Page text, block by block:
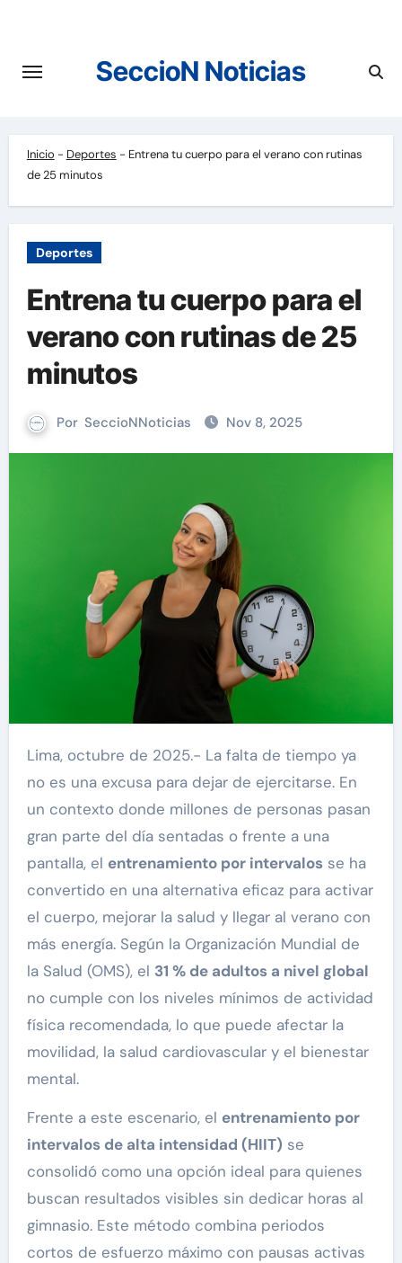
contenido
SeccioN Noticias
Inicio - Deportes - Entrena tu cuerpo para el verano con rutinas
de 25 minutos
Deportes
Entrena tu cuerpo para el
verano con rutinas de 25
minutos
Por SeccioNNoticias Nov 8, 2025
Lima, octubre de 2025.- La falta de tiempo ya
no es una excusa para dejar de ejercitarse. En
un contexto donde millones de personas pasan
gran parte del día sentadas o frente a una
pantalla, el entrenamiento por intervalosse ha
convertido en una alternativa eficaz para activar
el cuerpo, mejorar la salud y llegar al verano con
más energía. Según la Organización Mundial de
la Salud (OMS), el 31 % de adultos a nivel global
no cumple con los niveles mínimos de actividad
física recomendada, lo que puede afectar la
movilidad, la salud cardiovascular y el bienestar
mental.
Frente a este escenario, el entrenamiento por
intervalos de alta intensidad (HIIT) se
consolidó como una opción ideal para quienes
buscan resultados visibles sin dedicar horas al
gimnasio. Este método combina periodos
cortos de esfuerzo máximo con pausas activas